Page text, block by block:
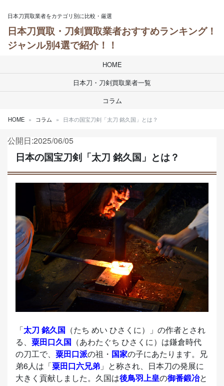
日本刀買取業者をカテゴリ別に比較・厳選
日本刀買取・刀剣買取業者おすすめランキング！
ジャンル別4選で紹介！！
HOME
日本刀・刀剣買取業者一覧
コラム
HOME コラム 日本の国宝刀剣「太刀 銘久国」とは？
公開日:2025/06/05
日本の国宝刀剣「太刀 銘久国」とは？
「太刀 銘久国 （たち めい ひさくに）」の作者とされ
る、 粟田口久国 （あわたぐち ひさくに）は鎌倉時代
の刀工で、 粟田口派の祖・ 国家の子にあたります。兄
弟6人は「粟田口六兄弟 」と称され、日本刀の発展に
大きく貢献しました。久国は後鳥羽上皇の御番鍛冶と